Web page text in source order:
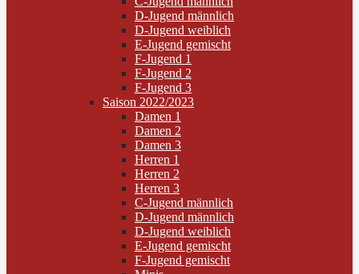
D-Jugend männlich
D-Jugend weiblich
E-Jugend gemischt
F-Jugend 1
F-Jugend 2
F-Jugend 3
Saison 2022/2023
Damen 1
Damen 2
Damen 3
Herren 1
Herren 2
Herren 3
C-Jugend männlich
D-Jugend männlich
D-Jugend weiblich
E-Jugend gemischt
F-Jugend gemischt